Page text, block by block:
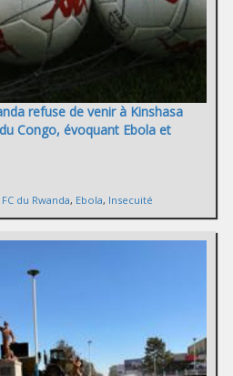
refuse de venir à Kinshasa
Congo, évoquant Ebola et
FC du Rwanda, Ebola, Insecuité